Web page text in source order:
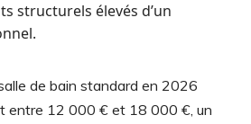
structurels élevés d’un
de bain standard en 2026
entre 12 000 € et 18 000 €, un